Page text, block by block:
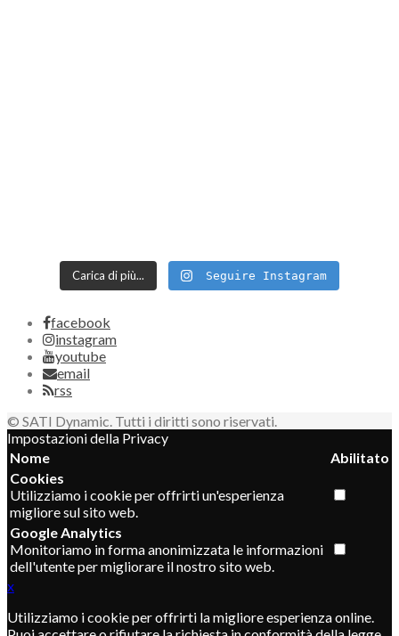
Carica di più... Seguire Instagram
facebook
instagram
youtube
email
rss
© SATI Dynamic. Tutti i diritti sono riservati.
Impostazioni della Privacy
Nome
Abilitato
Cookies
Utilizziamo i cookie per offrirti un'esperienza
migliore sul sito web.
Google Analytics
Monitoriamo in forma anonimizzata le informazioni
dell'utente per migliorare il nostro sito web.
x
Utilizziamo i cookie per offrirti la migliore esperienza online.